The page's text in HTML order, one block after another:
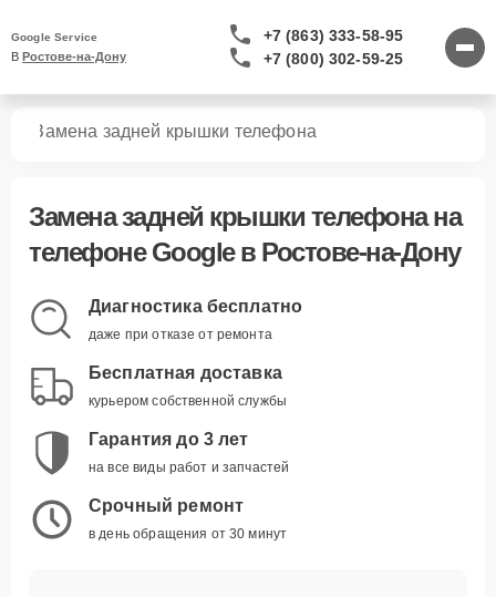
Google Service
В Ростове-на-Дону
+7 (863) 333-58-95
+7 (800) 302-59-25
Замена задней крышки телефона
Замена задней крышки телефонана
телефоне Google в Ростове-на-Дону
Диагностика бесплатно
даже при отказе от ремонта
Бесплатная доставка
курьером собственной службы
Гарантия до 3 лет
на все виды работ и запчастей
Срочный ремонт
в день обращения от 30 минут